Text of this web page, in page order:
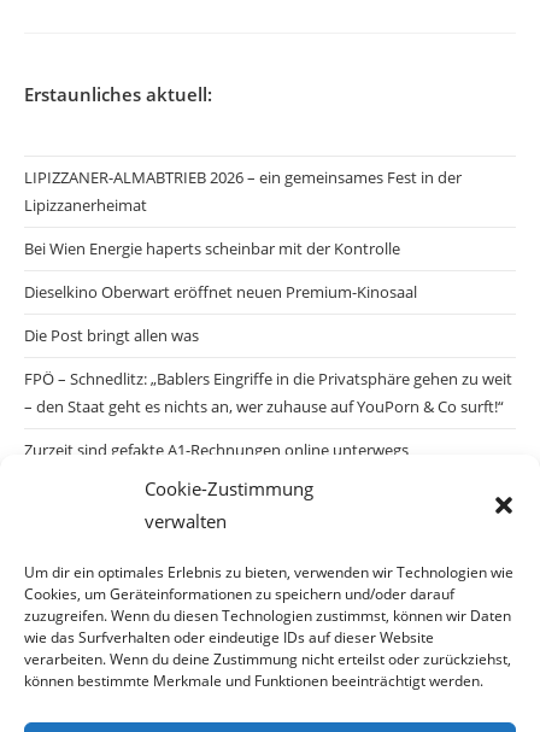
Cookie-Zustimmung
verwalten
Um dir ein optimales Erlebnis zu bieten, verwenden wir Technologien wie
Cookies, um Geräteinformationen zu speichern und/oder darauf
zuzugreifen. Wenn du diesen Technologien zustimmst, können wir Daten
wie das Surfverhalten oder eindeutige IDs auf dieser Website
verarbeiten. Wenn du deine Zustimmung nicht erteilst oder zurückziehst,
können bestimmte Merkmale und Funktionen beeinträchtigt werden.
Erstaunliches aktuell:
LIPIZZANER-ALMABTRIEB 2026 – ein gemeinsames Fest in der
Lipizzanerheimat
Bei Wien Energie haperts scheinbar mit der Kontrolle
Dieselkino Oberwart eröffnet neuen Premium-Kinosaal
Die Post bringt allen was
FPÖ – Schnedlitz: „Bablers Eingriffe in die Privatsphäre gehen zu weit
– den Staat geht es nichts an, wer zuhause auf YouPorn & Co surft!“
Zurzeit sind gefakte A1-Rechnungen online unterwegs
Salzburgs Juden und ihre Sicherheit: „Erst nach einem Anschlag wäre
die Gefahr endlich konkret!“
Biologisches Wunder in Ceuta
Ein vermeintliches Abschiebemärchen
Archiv